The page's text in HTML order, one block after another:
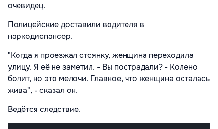
очевидец.
Полицейские доставили водителя в
наркодиспансер.
"Когда я проезжал стоянку, женщина переходила
улицу. Я её не заметил. - Вы пострадали? - Колено
болит, но это мелочи. Главное, что женщина осталась
жива", - сказал он.
Ведётся следствие.